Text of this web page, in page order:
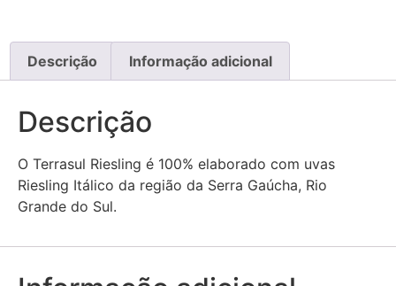
Descrição Informação adicional
Descrição
O Terrasul Riesling é 100% elaborado com uvas
Riesling Itálico da região da Serra Gaúcha, Rio
Grande do Sul.